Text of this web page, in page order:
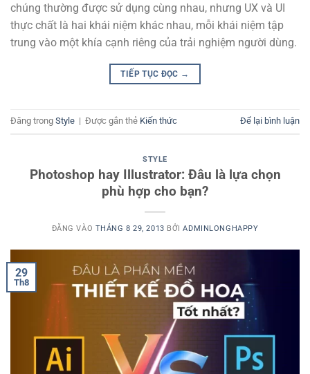
chúng thường được sử dụng cùng nhau, nhưng UX và UI
thực chất là hai khái niệm khác nhau, mỗi khái niệm tập
trung vào một khía cạnh riêng của trải nghiệm người dùng.
TIẾP TỤC ĐỌC →
Đăng trong Style | Được gắn thẻ Kiến thức Để lại bình luận
STYLE
Photoshop hay Illustrator: Đâu là lựa chọn
phù hợp cho bạn?
ĐĂNG VÀO THÁNG 8 29, 2013 BỞIADMINLONGHAPPY
29
Th8